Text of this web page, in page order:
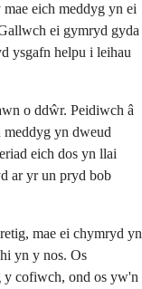
eich meddyg yn ei
ei gymryd gyda
ysgafn helpu i leihau
o ddŵr. Peidiwch â
yn dweud
eich dos yn llai
ar yr un pryd bob
mae ei chymryd yn
yn y nos. Os
y cofiwch, ond os yw'n